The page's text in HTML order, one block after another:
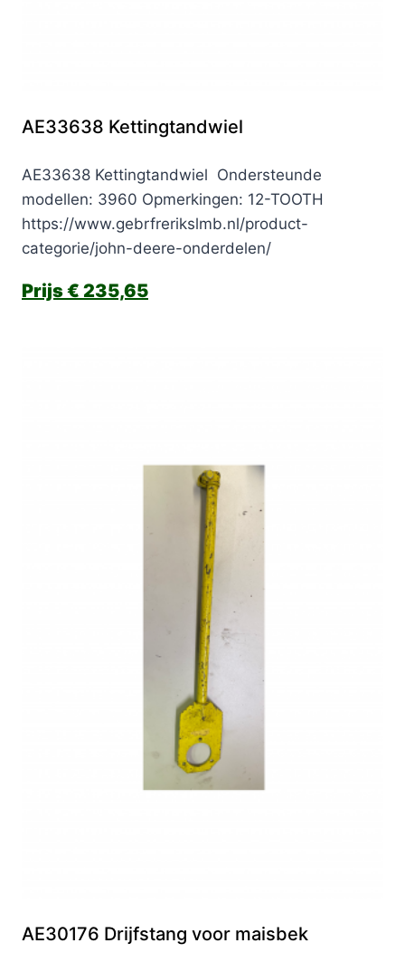
AE33638 Kettingtandwiel
AE33638 Kettingtandwiel Ondersteunde
modellen: 3960 Opmerkingen: 12-TOOTH
https://www.gebrfrerikslmb.nl/product-
categorie/john-deere-onderdelen/
€ 235,65
AE30176 Drijfstang voor maisbek